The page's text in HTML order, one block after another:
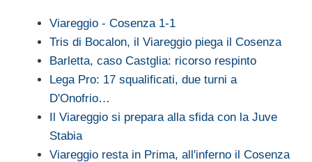
Viareggio - Cosenza 1-1
Tris di Bocalon, il Viareggio piega il Cosenza
Barletta, caso Castglia: ricorso respinto
Lega Pro: 17 squalificati, due turni a
D'Onofrio…
Il Viareggio si prepara alla sfida con la Juve
Stabia
Viareggio resta in Prima, all'inferno il Cosenza